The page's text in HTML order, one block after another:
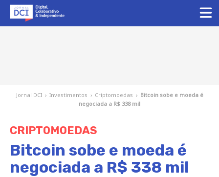
Jornal DCI › Investimentos › Criptomoedas › Bitcoin sobe e moeda é
negociada a R$ 338 mil
CRIPTOMOEDAS
Bitcoin sobe e moeda é
negociada a R$ 338 mil